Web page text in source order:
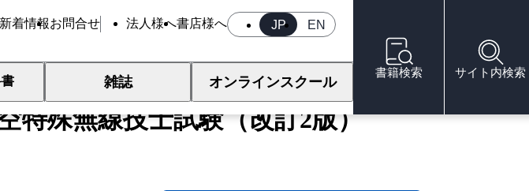
JP EN
新着情報お問合せ 法人様へ書店様へ
雑誌 オンラインスクール
書籍検索 サイト内検索
殊無線技士試験（改訂2版）